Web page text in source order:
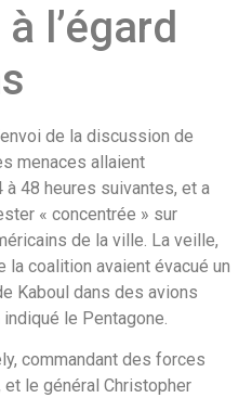
l’égard
de la discussion de
menaces allaient
48 heures suivantes, et a
« concentrée » sur
de la ville. La veille,
coalition avaient évacué un
Kaboul dans des avions
le Pentagone.
commandant des forces
le général Christopher